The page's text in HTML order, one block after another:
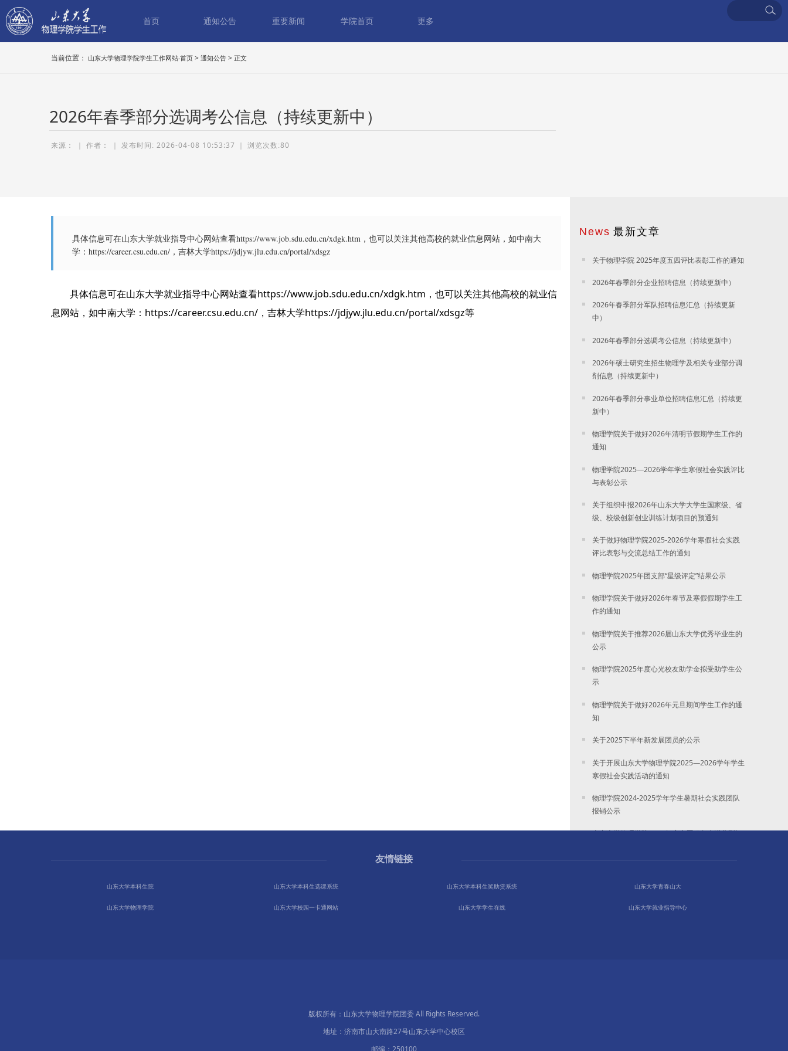
首页 通知公告 重要新闻 学院首页 更多
当前位置： 山东大学物理学院学生工作网站-首页 > 通知公告 > 正文
2026年春季部分选调考公信息（持续更新中）
来源： ｜ 作者： ｜ 2026-04-08 10:53:37 ｜ 80
具体信息可在山东大学就业指导中心网站查看https://www.job.sdu.edu.cn/xdgk.htm，也可以关注其他高校的就业信息网站，如中南大
学：https://career.csu.edu.cn/，吉林大学https://jdjyw.jlu.edu.cn/portal/xdsgz
具体信息可在山东大学就业指导中心网站查看https://www.job.sdu.edu.cn/xdgk.htm，也可以关注其他高校的就业信
息网站，如中南大学：https://career.csu.edu.cn/，吉林大学https://jdjyw.jlu.edu.cn/portal/xdsgz等
最新文章
关于物理学院 2025年度五四评比表彰工作的通知
2026年春季部分企业招聘信息（持续更新中）
2026年春季部分军队招聘信息汇总（持续更新
中）
2026年春季部分选调考公信息（持续更新中）
2026年硕士研究生招生物理学及相关专业部分调
剂信息（持续更新中）
2026年春季部分事业单位招聘信息汇总（持续更
新中）
物理学院关于做好2026年清明节假期学生工作的
通知
物理学院2025—2026学年学生寒假社会实践评比
与表彰公示
关于组织申报2026年山东大学大学生国家级、省
级、校级创新创业训练计划项目的预通知
关于做好物理学院2025-2026学年寒假社会实践
评比表彰与交流总结工作的通知
物理学院2025年团支部“星级评定”结果公示
物理学院关于做好2026年春节及寒假假期学生工
作的通知
物理学院关于推荐2026届山东大学优秀毕业生的
公示
物理学院2025年度心光校友助学金拟受助学生公
示
物理学院关于做好2026年元旦期间学生工作的通
知
关于2025下半年新发展团员的公示
关于开展山东大学物理学院2025—2026学年学生
寒假社会实践活动的通知
物理学院2024-2025学年学生暑期社会实践团队
报销公示
山东大学物理学院2025年度志愿服务先进典型评
友情链接
山东大学本科生院
山东大学物理学院
山东大学本科生选课系统
山东大学校园一卡通网站
山东大学本科生奖助贷系统
山东大学学生在线
山东大学青春山大
山东大学就业指导中心
版权所有：山东大学物理学院团委 All Rights Reserved.
地址：济南市山大南路27号山东大学中心校区
邮编：250100